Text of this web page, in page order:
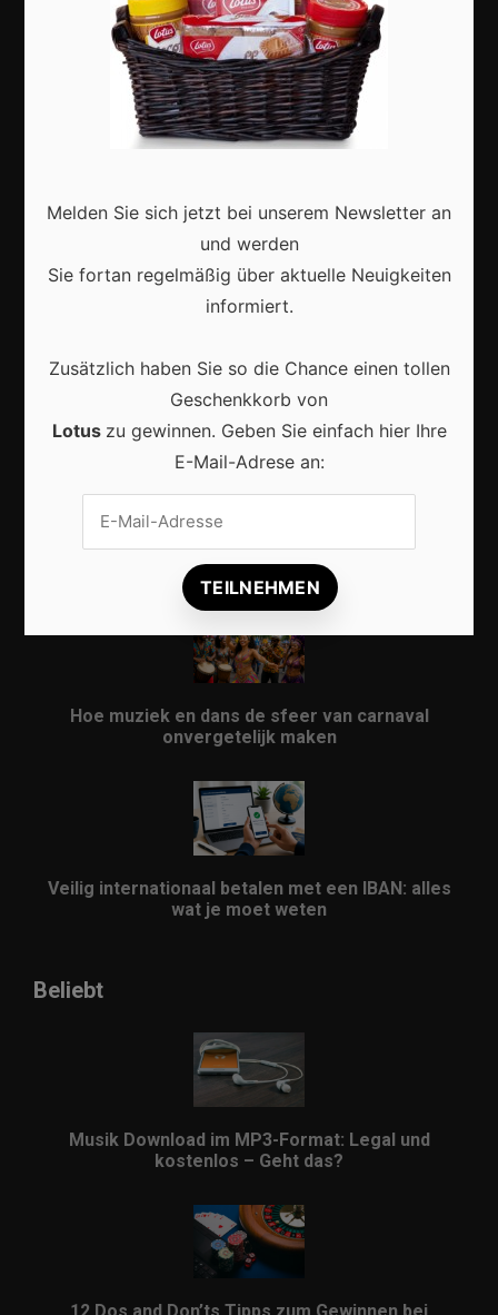
moderne Feierkultur
Karneval in Berlin erleben: Kreativität, Kultur und
Gemeinschaft auf einzigartige Weise entdecken
Vrijwilligers maken van carnaval een onvergetelijk
evenement
Hoe muziek en dans de sfeer van carnaval
onvergetelijk maken
Veilig internationaal betalen met een IBAN: alles
wat je moet weten
Beliebt
Musik Download im MP3-Format: Legal und
kostenlos – Geht das?
Melden Sie sich jetzt bei unserem Newsletter an
und werden
Sie fortan regelmäßig über aktuelle Neuigkeiten
informiert.
Zusätzlich haben Sie so die Chance einen tollen
Geschenkkorb von
Lotus zu gewinnen. Geben Sie einfach hier Ihre
E-Mail-Adrese an: